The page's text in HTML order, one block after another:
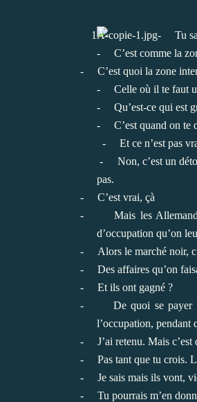
-
Tu
-
C’est comme la
-
C’est quoi la zone
-
Celle où il te faut
-
Qu’est-ce qui est
-
C’est quand on te
-
Et ce n’est pas
-
Non, c’est un
pas.
-
C’est vrai, çà
-
Mais les
d’occupation qu’on
-
Alors le marché noir,
-
Des affaires qu’on
-
Et ils ont gagné ?
-
De quoi se payer
l’occupation, pendant
-
J’ai retenu. Mais c’est
-
Pas tant que tu crois.
-
Je sais mais ils vont,
-
Tu pourrais m’en